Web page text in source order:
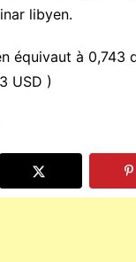
libyen.
équivaut à 0,743
USD )